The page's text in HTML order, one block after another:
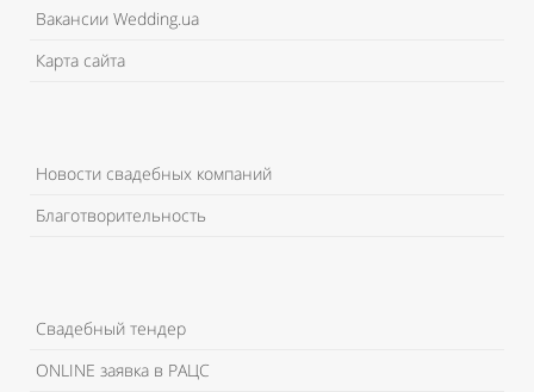
Вакансии Wedding.ua
Карта сайта
Новости свадебных компаний
Благотворительность
Свадебный тендер
ONLINE заявка в РАЦС